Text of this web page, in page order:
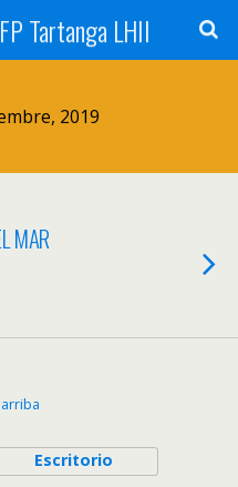
Tartanga LHII
2019
MAR
Escritorio